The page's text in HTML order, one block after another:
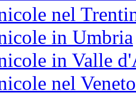
nel
in Umbria
in Valle
nel Veneto